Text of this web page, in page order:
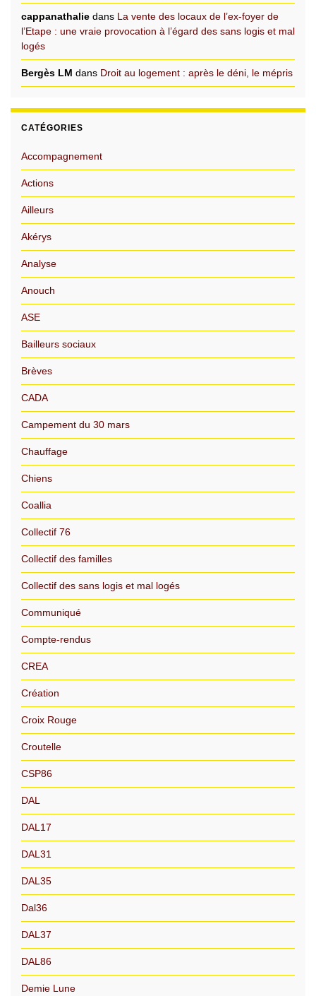
cappanathalie dans La vente des locaux de l’ex-foyer de
l’Etape : une vraie provocation à l’égard des sans logis et mal
logés
Bergès LM dans Droit au logement : après le déni, le mépris
CATÉGORIES
Accompagnement
Actions
Ailleurs
Akérys
Analyse
Anouch
ASE
Bailleurs sociaux
Brèves
CADA
Campement du 30 mars
Chauffage
Chiens
Coallia
Collectif 76
Collectif des familles
Collectif des sans logis et mal logés
Communiqué
Compte-rendus
CREA
Création
Croix Rouge
Croutelle
CSP86
DAL
DAL17
DAL31
DAL35
Dal36
DAL37
DAL86
Demie Lune